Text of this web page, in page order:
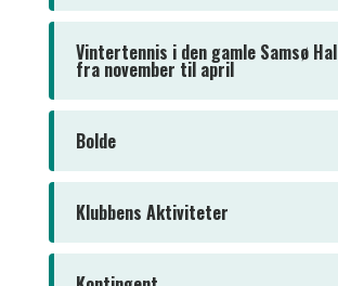
Vintertennis i den gamle Samsø Hal
fra november til april
Bolde
Klubbens Aktiviteter